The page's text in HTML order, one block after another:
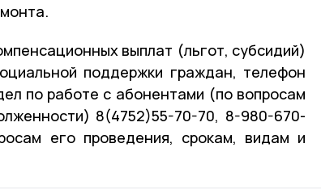
выплат (льгот, субсидий)
поддержки граждан, телефон
по работе с абонентами (по вопросам
8(4752)55-70-70, 8-980-670-
его проведения, срокам, видам и